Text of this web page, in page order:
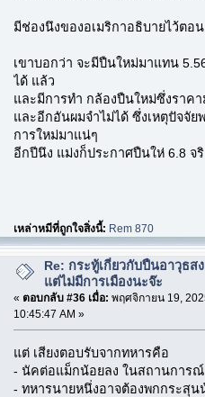
มีช่องนึงของอเมริกาอธิบายไว้ตอ
เขาบอกว่า จะมีปืนใหม่มาแทน
ได้ แล้ว
และมีการทำ กล้องปืนใหม่ซึ่งราค
และอีกอันผมจำไม่ได้ ซึ่งเหตุปัจจั
การใหม่มาแน่ๆ
อีกปีนึง แม่งก็ประกาศปืนให่ 6.8 จ
เหล่าหมีที่ถูกใจสิ่งนี้: Rem 870
Re: กระทู้เกี่ยวกับปืนอาวุธส
แต่ไม่มีการเมืองนะจ๊ะ
« ตอบกลับ #36 เมื่อ: พฤศจิกายน 19,
10:45:47 AM »
แต่ เสียงตอบรับจากทหารคือ
- นัคต่อแม็กน้อยลง ในสถานการณ์
- ทหารนายหนึ่งอาจต้องพกกระสุน